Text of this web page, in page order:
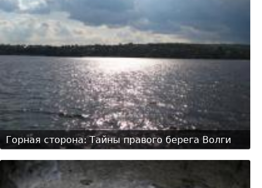
Горная сторона: Тайны правого берега Волги